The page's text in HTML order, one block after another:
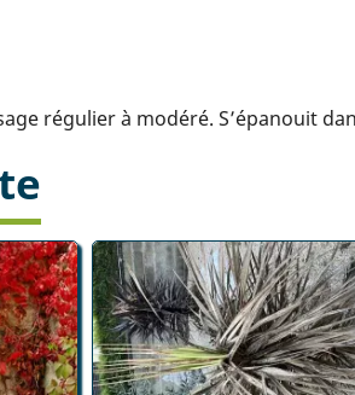
régulier à modéré. S’épanouit